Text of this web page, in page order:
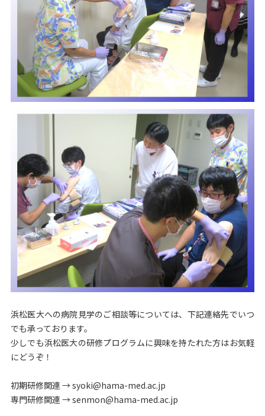
浜松医大への病院見学のご相談等については、下記連絡先でいつ
でも承っております。
少しでも浜松医大の研修プログラムに興味を持たれた方はお気軽
にどうぞ！
初期研修関連 → syoki@hama-med.ac.jp
専門研修関連 → senmon@hama-med.ac.jp